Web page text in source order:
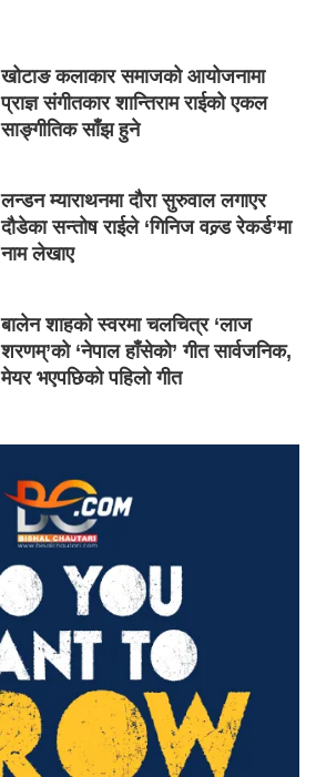
खोटाङ कलाकार समाजको आयोजनामा
प्राज्ञ संगीतकार शान्तिराम राईको एकल
साङ्गीतिक साँझ हुने
लन्डन म्याराथनमा दौरा सुरुवाल लगाएर
दौडेका सन्तोष राईले ‘गिनिज वल्र्ड रेकर्ड’मा
नाम लेखाए
बालेन शाहको स्वरमा चलचित्र ‘लाज
शरणम्’को ‘नेपाल हाँसेको’ गीत सार्वजनिक,
मेयर भएपछिको पहिलो गीत